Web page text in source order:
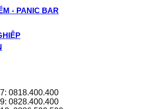
- PANIC BAR
0818.400.400
0828.400.400